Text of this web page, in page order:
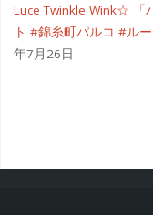
Luce Twinkle Wink☆ 「
ト #錦糸町パルコ #ル
年7月26日